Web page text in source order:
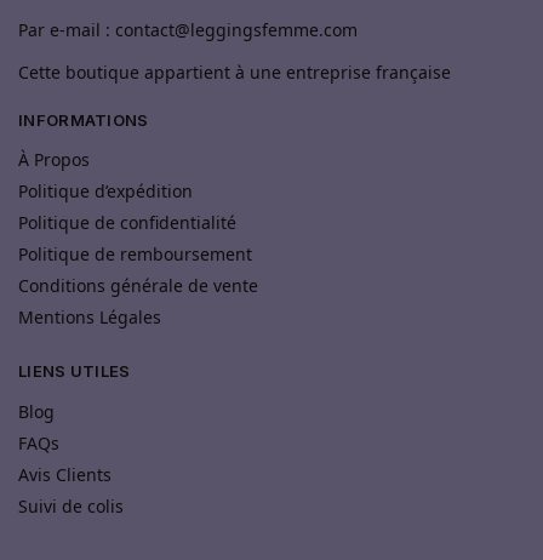
Par e-mail : contact@leggingsfemme.com
Cette boutique appartient à une entreprise française
INFORMATIONS
À Propos
Politique d’expédition
Politique de confidentialité
Politique de remboursement
Conditions générale de vente
Mentions Légales
LIENS UTILES
Blog
FAQs
Avis Clients
Suivi de colis